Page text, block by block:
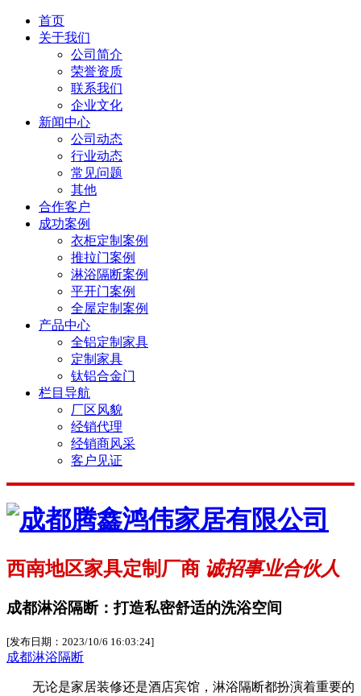
首页
关于我们
公司简介
荣誉资质
联系我们
企业文化
新闻中心
公司动态
行业动态
常见问题
其他
合作客户
成功案例
衣柜定制案例
推拉门案例
淋浴隔断案例
平开门案例
全屋定制案例
产品中心
全铝定制家具
定制家具
钛铝合金门
栏目导航
厂区风貌
经销代理
经销商风采
客户见证
西南地区家具定制厂商 诚招事业合伙人
成都淋浴隔断：打造私密舒适的洗浴空间
[发布日期：2023/10/6 16:03:24]
成都淋浴隔断
无论是家居装修还是酒店宾馆，淋浴隔断都扮演着重要的